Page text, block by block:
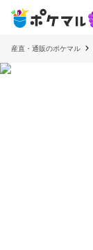
産直・通販のポケマル